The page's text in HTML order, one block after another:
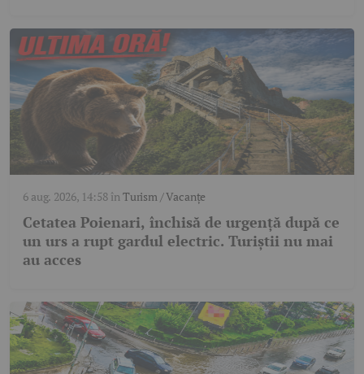
6 aug. 2026, 14:58înTurism / Vacanțe
Cetatea Poienari, închisă de urgență după ce
un urs a rupt gardul electric. Turiștii nu mai
au acces